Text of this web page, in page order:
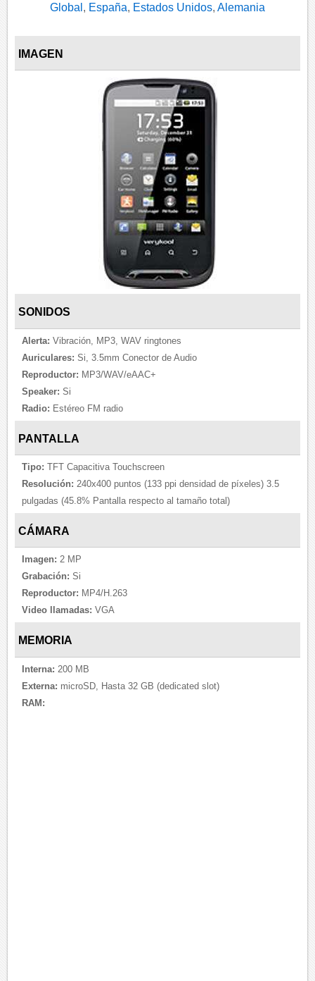
Global , España, Estados Unidos, Alemania
IMAGEN
SONIDOS
Alerta: Vibración, MP3, WAV ringtones
Auriculares: Si, 3.5mm Conector de Audio
Reproductor: MP3/WAV/eAAC+
Speaker: Si
Radio: Estéreo FM radio
PANTALLA
Tipo: TFT Capacitiva Touchscreen
Resolución: 240x400 puntos (133 ppi densidad de píxeles) 3.5
pulgadas (45.8% Pantalla respecto al tamaño total)
CÁMARA
Imagen: 2 MP
Grabación: Si
Reproductor: MP4/H.263
Video llamadas: VGA
MEMORIA
Interna: 200 MB
Externa: microSD, Hasta 32 GB (dedicated slot)
RAM: